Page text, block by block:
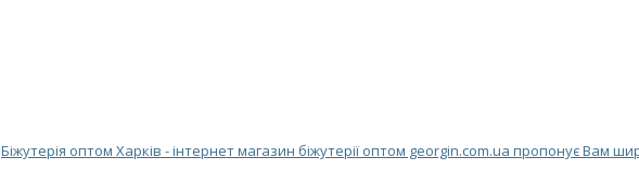
Біжутерія оптом Харків - інтернет магазин біжутерії оптом georgin.com.ua пропонує Вам